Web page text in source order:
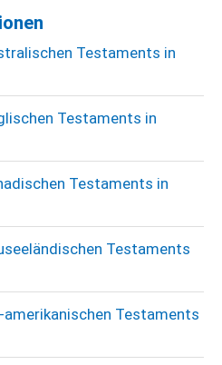
Testaments in
Testaments in
Testaments in
Testaments
amerikanischen Testaments